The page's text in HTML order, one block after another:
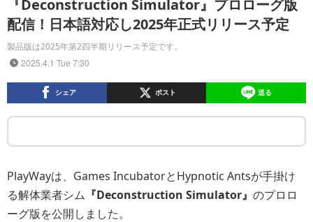
『Deconstruction Simulator』プロローグ版
配信！日本語対応し2025年正式リリース予定
製品版は2025年第2四半期リリース予定です。
2025.4.1 Tue 7:30
シェア ポスト 送る
PlayWayは、Games IncubatorとHypnotic Antsが手掛け
る解体業者シム 『Deconstruction Simulator』 のプロロ
ーグ版を公開しました。